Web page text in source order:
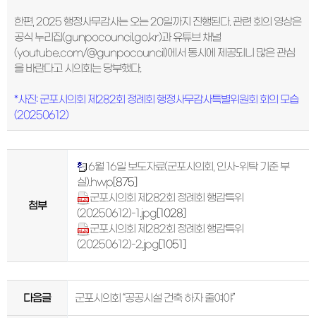
한편, 2025 행정사무감사는 오는 20일까지 진행된다. 관련 회의 영상은
공식 누리집(gunpocouncil.go.kr)과 유튜브 채널
(youtube.com/@gunpocouncil)에서 동시에 제공되니 많은 관심
을 바란다고 시의회는 당부했다.
*사진: 군포시의회 제282회 정례회 행정사무감사특별위원회 회의 모습
(20250612)
첨부
6월 16일 보도자료(군포시의회, 인사-위탁 기준 부
실).hwp [875]
군포시의회 제282회 정례회 행감특위
(20250612)-1.jpg [1028]
군포시의회 제282회 정례회 행감특위
(20250612)-2.jpg [1051]
다음글 군포시의회 “공공시설 건축 하자 줄여야”